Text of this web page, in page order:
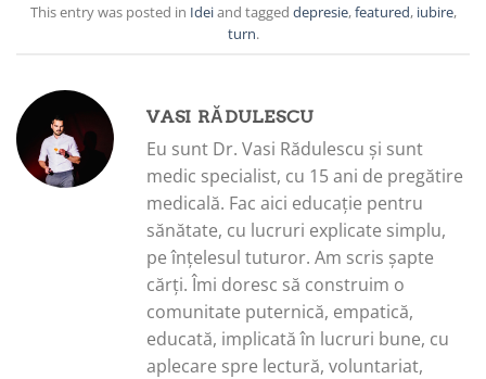
This entry was posted in Ideiand tagged depresie,featured, iubire,
turn.
VASI RĂDULESCU
Eu sunt Dr. Vasi Rădulescu și sunt
medic specialist, cu 15 ani de pregătire
medicală. Fac aici educație pentru
sănătate, cu lucruri explicate simplu,
pe înțelesul tuturor. Am scris șapte
cărți. Îmi doresc să construim o
comunitate puternică, empatică,
educată, implicată în lucruri bune, cu
aplecare spre lectură, voluntariat,